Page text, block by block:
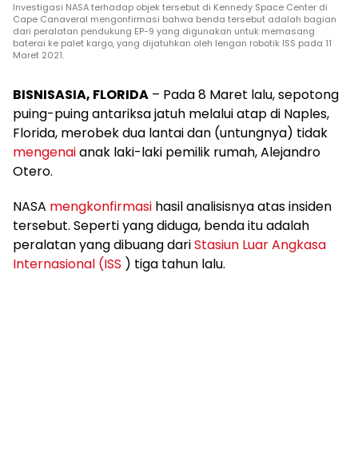
Investigasi NASA terhadap objek tersebut di Kennedy Space Center di
Cape Canaveral mengonfirmasi bahwa benda tersebut adalah bagian
dari peralatan pendukung EP-9 yang digunakan untuk memasang
baterai ke palet kargo, yang dijatuhkan oleh lengan robotik ISS pada 11
Maret 2021.
BISNISASIA, FLORIDA – Pada 8 Maret lalu, sepotong
puing-puing antariksa jatuh melalui atap di Naples,
Florida, merobek dua lantai dan (untungnya) tidak
mengenaianak laki-laki pemilik rumah, Alejandro
Otero.
NASA mengkonfirmasi hasil analisisnya atas insiden
tersebut. Seperti yang diduga, benda itu adalah
peralatan yang dibuang dariStasiun Luar Angkasa
Internasional (ISS ) tiga tahun lalu.